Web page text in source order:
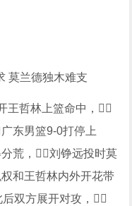
莫兰德独木难支
王哲林上篮命中，
东男篮9-0打停上
荒，刘铮远投时莫
和王哲林内外开花带
双方展开对攻，